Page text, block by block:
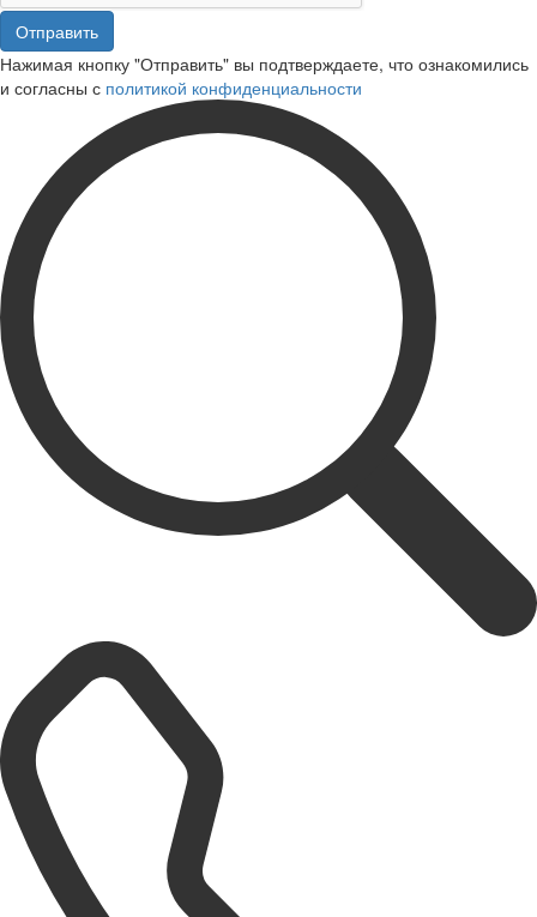
Отправить
Нажимая кнопку "Отправить" вы подтверждаете, что ознакомились
и согласны с политикой конфиденциальности